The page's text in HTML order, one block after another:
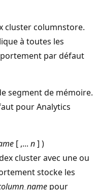
cluster columnstore.
à toutes les
par défaut
segment de mémoire.
pour Analytics
[ ,...n] )
cluster avec une ou
stocke les
pour